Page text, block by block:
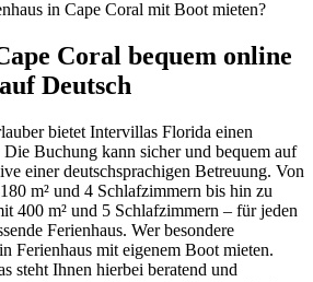
Coral bequem online
Deutsch
bietet Intervillas Florida einen
Die Buchung kann sicher und bequem auf
einer deutschsprachigen Betreuung. Von
m² und 4 Schlafzimmern bis hin zu
400 m² und 5 Schlafzimmern – für jeden
Ferienhaus. Wer besondere
Ferienhaus mit eigenem Boot mieten.
steht Ihnen hierbei beratend und